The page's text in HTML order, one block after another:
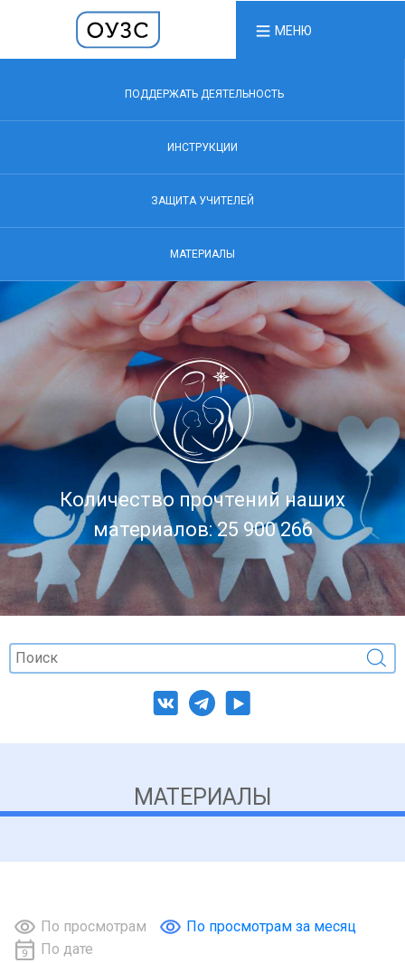
МЕНЮ
ПОДДЕРЖАТЬ ДЕЯТЕЛЬНОСТЬ
ИНСТРУКЦИИ
ЗАЩИТА УЧИТЕЛЕЙ
МАТЕРИАЛЫ
Количество прочтений наших
материалов: 25 900 266
МАТЕРИАЛЫ
По просмотрам
По просмотрам за месяц
По дате